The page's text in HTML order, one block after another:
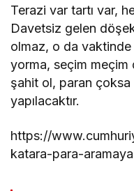
Terazi var tartı var,
Davetsiz gelen
olmaz, o da
yorma, seçim
şahit ol, paran çoksa
yapılacaktır.
https://
katara-para-